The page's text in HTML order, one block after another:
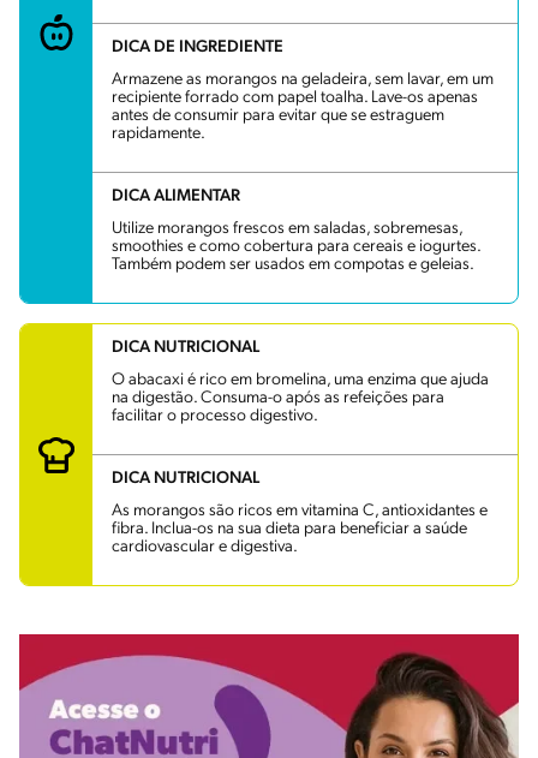
DICA DE INGREDIENTE
Armazene as morangos na geladeira, sem lavar, em um
recipiente forrado com papel toalha. Lave-os apenas
antes de consumir para evitar que se estraguem
rapidamente.
DICA ALIMENTAR
Utilize morangos frescos em saladas, sobremesas,
smoothies e como cobertura para cereais e iogurtes.
Também podem ser usados em compotas e geleias.
DICA NUTRICIONAL
O abacaxi é rico em bromelina, uma enzima que ajuda
na digestão. Consuma-o após as refeições para
facilitar o processo digestivo.
DICA NUTRICIONAL
As morangos são ricos em vitamina C, antioxidantes e
fibra. Inclua-os na sua dieta para beneficiar a saúde
cardiovascular e digestiva.